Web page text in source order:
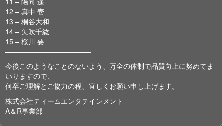
12 – 真中 壱
13 – 桐谷大和
14 – 矢吹千紘
15 – 桜川 要
————————————-
今後このようなことのないよう、万全の体制で品質向上に努めてま
いりますので、
何卒ご理解とご協力の程、宜しくお願い申し上げます。
株式会社ティームエンタテインメント
A＆R事業部